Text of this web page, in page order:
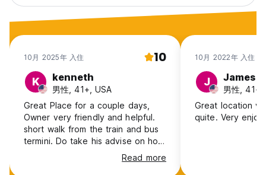
10月 2025年 入住 10
K kenneth
男性, 41+, USA
Great Place for a couple days,
Owner very friendly and helpful.
short walk from the train and bus
termini. Do take his advise on how
to get to BnB otherwise its a uphill
climb. very short walk to the main
Read more
10月 2022年 入住
J James
男性, 41+,
Great location
quite. Very